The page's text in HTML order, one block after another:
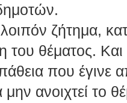
ζήτημα,
του θέματος.
που έγινε
ανοιχτεί το